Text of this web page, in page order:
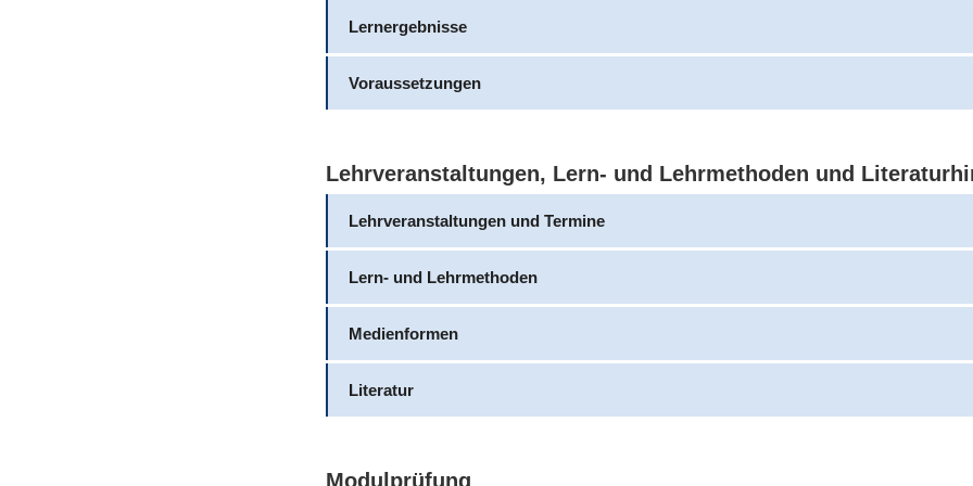
Lernergebnisse
Voraussetzungen
Lehrveranstaltungen, Lern- und Lehrmethoden und
Lehrveranstaltungen und Termine
Lern- und Lehrmethoden
Medienformen
Literatur
Modulprüfung